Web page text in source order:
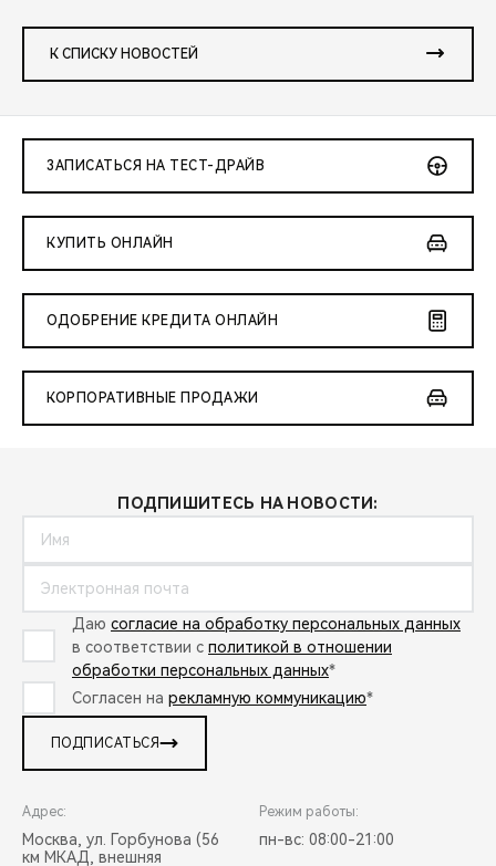
К СПИСКУ НОВОСТЕЙ
ЗАПИСАТЬСЯ НА ТЕСТ-ДРАЙВ
КУПИТЬ ОНЛАЙН
ОДОБРЕНИЕ КРЕДИТА ОНЛАЙН
КОРПОРАТИВНЫЕ ПРОДАЖИ
ПОДПИШИТЕСЬ НА НОВОСТИ:
Даю согласие на обработку персональных данных
в соответствии с политикой в отношении
обработки персональных данных*
Согласен на рекламную коммуникацию*
ПОДПИСАТЬСЯ
Адрес:
Москва, ул. Горбунова (56
км МКАД, внешняя
Режим работы:
пн-вс: 08:00-21:00